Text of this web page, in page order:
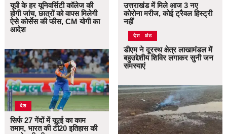
यूपी के हर यूनिवर्सिटी कॉलेज की
होगी जांच, छात्रों को वापस मिलेगी
ऐसे कोर्सेस की फीस, CM योगी का
आदेश
देश
सिर्फ 27 गेंदों में यूएई का काम
तमाम, भारत की टी20 इतिहास की
उत्तराखंड में मिले आज 3 नए
कोरोना मरीज, कोई ट्रैवल हिस्ट्री
नहीं
उत्तराखंड
देश
डीएम ने दूरस्थ क्षेत्र लाखामंडल में
बहुउद्देशीय शिविर लगाकर सुनी जन
समस्याएं